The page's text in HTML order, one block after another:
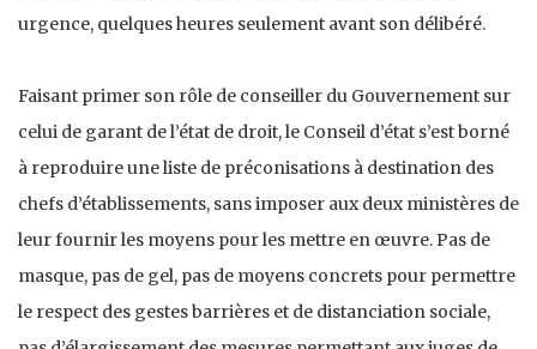
urgence, quelques heures seulement avant son délibéré.
Faisant primer son rôle de conseiller du Gouvernement sur
celui de garant de l’état de droit, le Conseil d’état s’est borné
à reproduire une liste de préconisations à destination des
chefs d’établissements, sans imposer aux deux ministères de
leur fournir les moyens pour les mettre en œuvre. Pas de
masque, pas de gel, pas de moyens concrets pour permettre
le respect des gestes barrières et de distanciation sociale,